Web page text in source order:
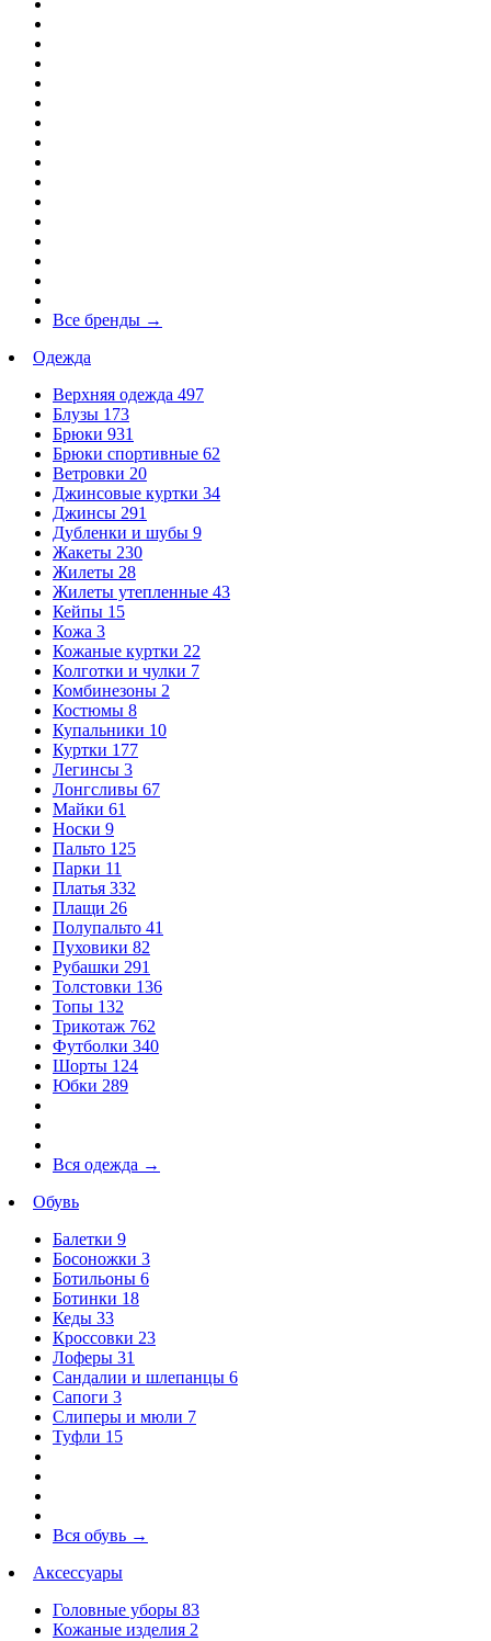
Все бренды →
Одежда
Верхняя одежда 497
Блузы 173
Брюки 931
Брюки спортивные 62
Ветровки 20
Джинсовые куртки 34
Джинсы 291
Дубленки и шубы 9
Жакеты 230
Жилеты 28
Жилеты утепленные 43
Кейпы 15
Кожа 3
Кожаные куртки 22
Колготки и чулки 7
Комбинезоны 2
Костюмы 8
Купальники 10
Куртки 177
Легинсы 3
Лонгсливы 67
Майки 61
Носки 9
Пальто 125
Парки 11
Платья 332
Плащи 26
Полупальто 41
Пуховики 82
Рубашки 291
Толстовки 136
Топы 132
Трикотаж 762
Футболки 340
Шорты 124
Юбки 289
Вся одежда →
Обувь
Балетки 9
Босоножки 3
Ботильоны 6
Ботинки 18
Кеды 33
Кроссовки 23
Лоферы 31
Сандалии и шлепанцы 6
Сапоги 3
Слиперы и мюли 7
Туфли 15
Вся обувь →
Аксессуары
Головные уборы 83
Кожаные изделия 2